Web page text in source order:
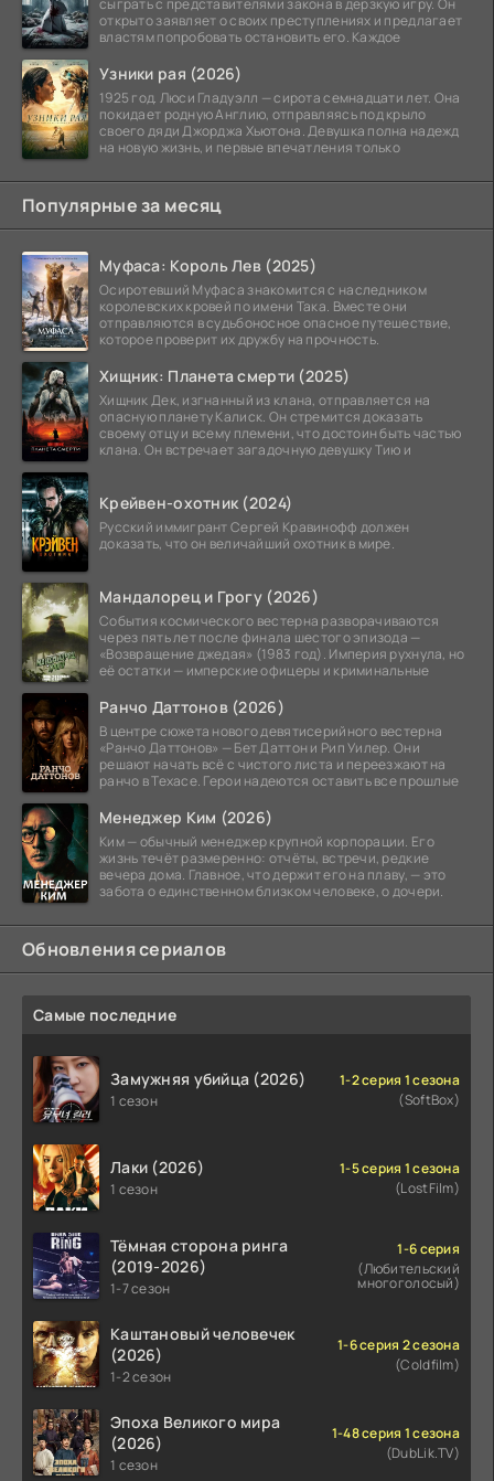
сыграть с представителями закона в дерзкую игру. Он
открыто заявляет о своих преступлениях и предлагает
властям попробовать остановить его. Каждое
Узники рая (2026)
1925 год. Люси Гладуэлл — сирота семнадцати лет. Она
покидает родную Англию, отправляясь под крыло
своего дяди Джорджа Хьютона. Девушка полна надежд
на новую жизнь, и первые впечатления только
Популярные за месяц
Муфаса: Король Лев (2025)
Осиротевший Муфаса знакомится с наследником
королевских кровей по имени Така. Вместе они
отправляются в судьбоносное опасное путешествие,
которое проверит их дружбу на прочность.
Хищник: Планета смерти (2025)
Хищник Дек, изгнанный из клана, отправляется на
опасную планету Калиск. Он стремится доказать
своему отцу и всему племени, что достоин быть частью
клана. Он встречает загадочную девушку Тию и
Крейвен-охотник (2024)
Русский иммигрант Сергей Кравинофф должен
доказать, что он величайший охотник в мире.
Мандалорец и Грогу (2026)
События космического вестерна разворачиваются
через пять лет после финала шестого эпизода —
«Возвращение джедая» (1983 год). Империя рухнула, но
её остатки — имперские офицеры и криминальные
Ранчо Даттонов (2026)
В центре сюжета нового девятисерийного вестерна
«Ранчо Даттонов» — Бет Даттон и Рип Уилер. Они
решают начать всё с чистого листа и переезжают на
ранчо в Техасе. Герои надеются оставить все прошлые
Менеджер Ким (2026)
Ким — обычный менеджер крупной корпорации. Его
жизнь течёт размеренно: отчёты, встречи, редкие
вечера дома. Главное, что держит его на плаву, — это
забота о единственном близком человеке, о дочери.
Обновления сериалов
Самые последние
Замужняя убийца (2026)
1 сезон
1-2 серия 1 сезона
(SoftBox)
Лаки (2026)
1 сезон
1-5 серия 1 сезона
(LostFilm)
Тёмная сторона ринга
(2019-2026)
1-7 сезон
1-6 серия
(Любительский
многоголосый)
Каштановый человечек
(2026)
1-2 сезон
1-6 серия 2 сезона
(Coldfilm)
Эпоха Великого мира
(2026)
1 сезон
1-48 серия 1 сезона
(DubLik.TV)